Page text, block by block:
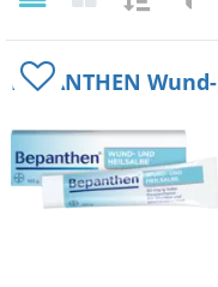
List GridSORTIERENFILTERN
BEPANTHEN